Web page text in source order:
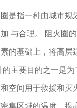
是指一种由城市
与合理。 阻火圈
的基础上，将高层
的主要目的之一是
空间用于救援和灭